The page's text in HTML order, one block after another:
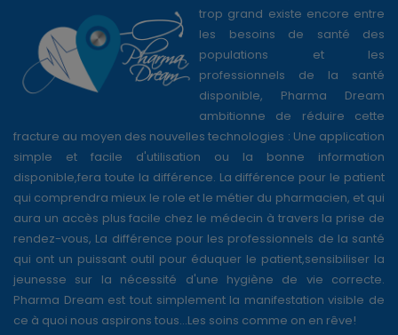
trop grand existe encore entre
les besoins de santé des
populations et les
professionnels de la santé
disponible, Pharma Dream
ambitionne de réduire cette
fracture au moyen des nouvelles technologies : Une application
simple et facile d'utilisation ou la bonne information
disponible,fera toute la différence. La différence pour le patient
qui comprendra mieux le role et le métier du pharmacien, et qui
aura un accès plus facile chez le médecin à travers la prise de
rendez-vous, La différence pour les professionnels de la santé
qui ont un puissant outil pour éduquer le patient,sensibiliser la
jeunesse sur la nécessité d'une hygiène de vie correcte.
Pharma Dream est tout simplement la manifestation visible de
ce à quoi nous aspirons tous...Les soins comme on en rêve!